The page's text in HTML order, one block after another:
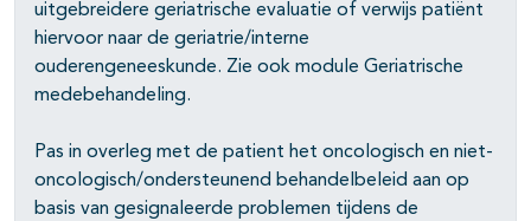
uitgebreidere geriatrische evaluatie of verwijs patiënt
hiervoor naar de geriatrie/interne
ouderengeneeskunde. Zie ook module Geriatrische
medebehandeling.
Pas in overleg met de patient het oncologisch en niet-
oncologisch/ondersteunend behandelbeleid aan op
basis van gesignaleerde problemen tijdens de